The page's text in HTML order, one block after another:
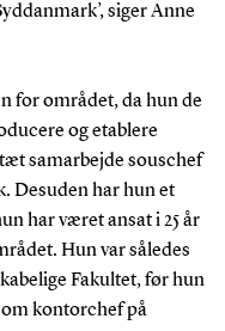
siger Anne
for området, da hun de
og etablere
samarbejde souschef
Desuden har hun et
har været ansat i 25 år
Hun var således
Fakultet, før hun
kontorchef på